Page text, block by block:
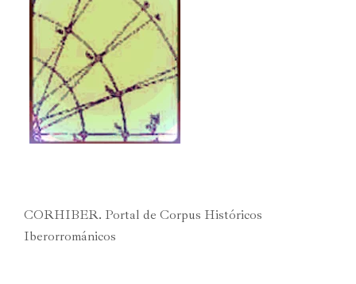
CORHIBER. Portal de Corpus Históricos
Iberorrománicos